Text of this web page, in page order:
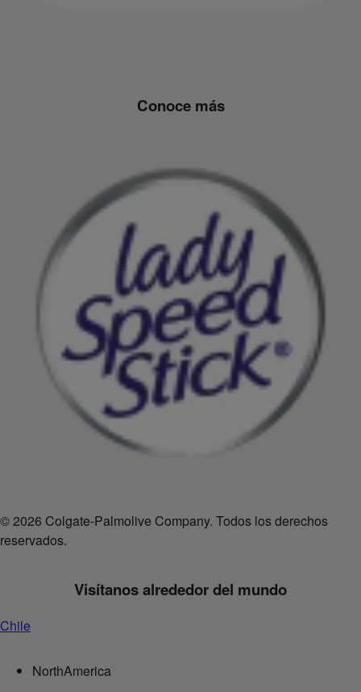
Conoce más
© 2026 Colgate-Palmolive Company. Todos los derechos
reservados.
Visítanos alrededor del mundo
Chile
NorthAmerica